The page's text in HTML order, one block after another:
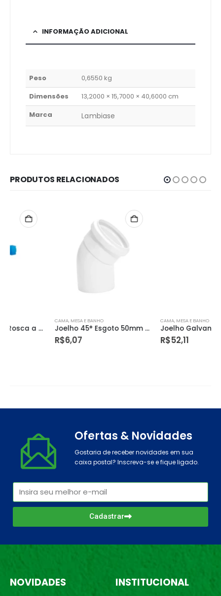
INFORMAÇÃO ADICIONAL
Peso
0,6550 kg
Dimensões
13,2000 × 15,7000 × 40,6000 cm
Marca
Lambiase
PRODUTOS RELACIONADOS
CAMA, MESA E BANHO
Joelho 45° Esgoto 50mm – Plastubos
CAMA, MESA E BANHO
Joelho Galvanizado Nº115 – Lambiase
Ofertas & Novidades
Gostaria de receber novidades em sua
caixa postal? Inscreva-se e fique ligado.
Cadastrar
NOVIDADES INSTITUCIONAL